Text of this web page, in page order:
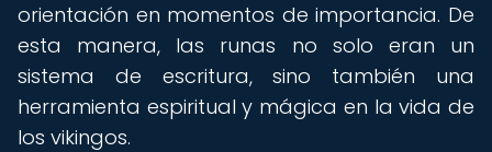
orientación en momentos de importancia. De
esta manera, las runas no solo eran un
sistema de escritura, sino también una
herramienta espiritual y mágica en la vida de
los vikingos.